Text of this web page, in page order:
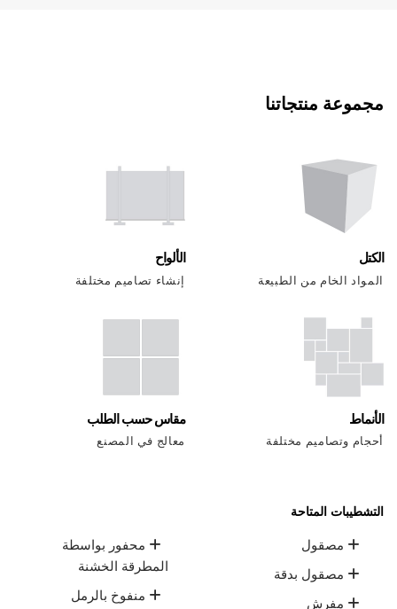
مجموعة منتجاتنا
الكتل
المواد الخام من الطبيعة
الألواح
إنشاء تصاميم مختلفة
الأنماط
أحجام وتصاميم مختلفة
مقاس حسب الطلب
معالج في المصنع
التشطيبات المتاحة
مصقول
مصقول بدقة
مفرش
محفور بواسطة
المطرقة الخشنة
منفوخ بالرمل